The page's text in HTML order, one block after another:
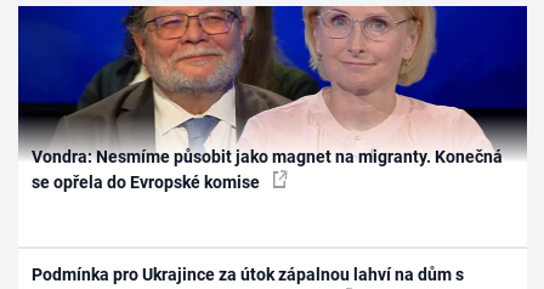
Vondra: Nesmíme působit jako magnet na migranty. Konečná
se opřela do Evropské komise
Podmínka pro Ukrajince za útok zápalnou lahví na dům s